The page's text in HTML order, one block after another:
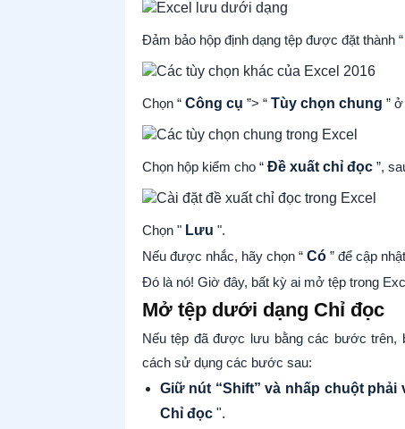
Đảm bảo hộp định dạng tệp được đặt thành “
Chọn “ Công cụ ”> “ Tùy chọn chung ”
Chọn hộp kiểm cho “ Đề xuất chỉ đọc”,
Chọn " Lưu ".
Nếu được nhắc, hãy chọn “ Có” để cập
Đó là nó! Giờ đây, bất kỳ ai mở tệp trong
Mở tệp dưới dạng Chỉ đọc
Nếu tệp đã được lưu bằng các bước
cách sử dụng các bước sau:
Giữ nút “Shift” và nhấp chuột phải
Chỉ đọc".